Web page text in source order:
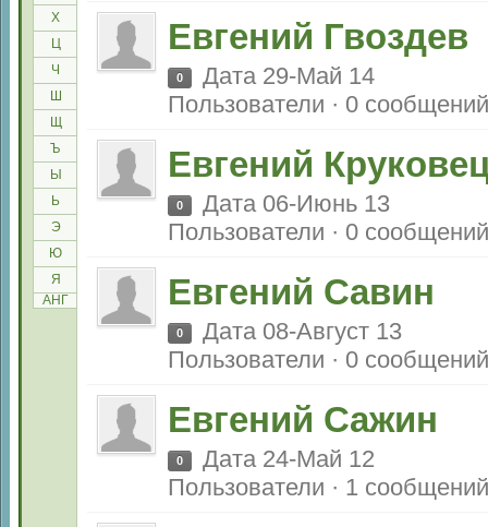
Х
Ц
Ч
Ш
Щ
Ъ
Ы
Ь
Э
Ю
Я
АНГ
Евгений Гвоздев
0
Дата 29-Май 14
Пользователи · 0 сообщений
Евгений
0
Дата 06-Июнь 13
Пользователи · 0 сообщений
Евгений Савин
0
Дата 08-Август 13
Пользователи · 0 сообщений
Евгений Сажин
0
Дата 24-Май 12
Пользователи · 1 сообщений